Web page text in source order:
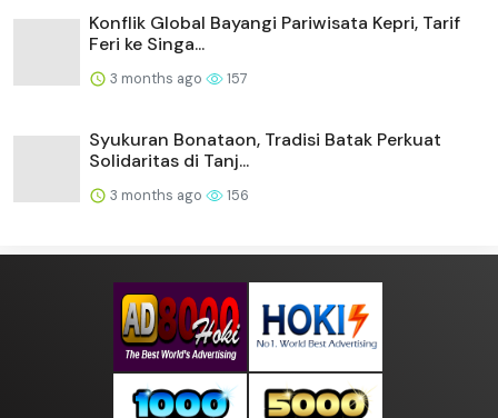
Konflik Global Bayangi Pariwisata Kepri, Tarif
Feri ke Singa...
3 months ago 157
Syukuran Bonataon, Tradisi Batak Perkuat
Solidaritas di Tanj...
3 months ago 156